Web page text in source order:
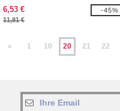
6,53 €
11,81 €
-45%
« 1 10 20 21 22